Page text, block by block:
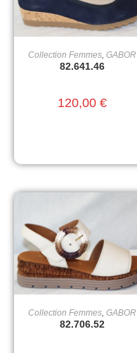
CHOIX DES OPTIONS
Collection Femmes GABOR
82.641.46
120,00 €
CHOIX DES OPTIONS
Collection Femmes, GABOR
82.706.52